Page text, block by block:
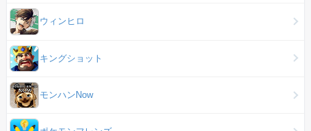
ウィンヒロ
キングショット
モンハンNow